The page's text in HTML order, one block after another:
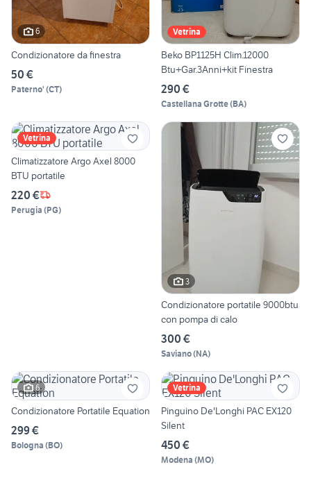
6
Condizionatore da finestra
50 €
Paterno' (CT)
Vetrina
Beko BP1125H Clim.12000
Btu+Gar.3Anni+kit Finestra
290 €
Castellana Grotte(BA)
Vetrina
Climatizzatore Argo Axel 8000
BTU portatile
220 €
Perugia (PG)
3
Condizionatore portatile 9000btu
con pompa di calo
300 €
Saviano(NA)
6
Condizionatore Portatile Equation
299 €
Bologna (BO)
Vetrina
Pinguino De'Longhi PAC EX120
Silent
450 €
Modena (MO)